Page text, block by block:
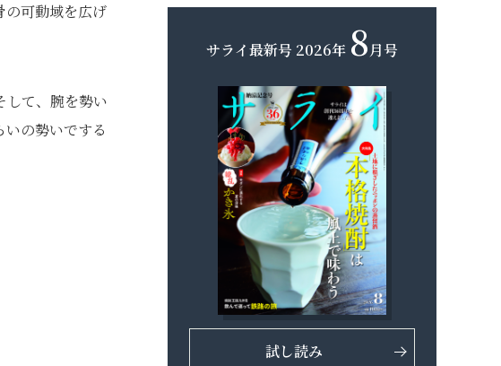
の可動域を広げ
して、腕を勢い
の勢いでする
サライ最新号 2026年 8月号
試し読み